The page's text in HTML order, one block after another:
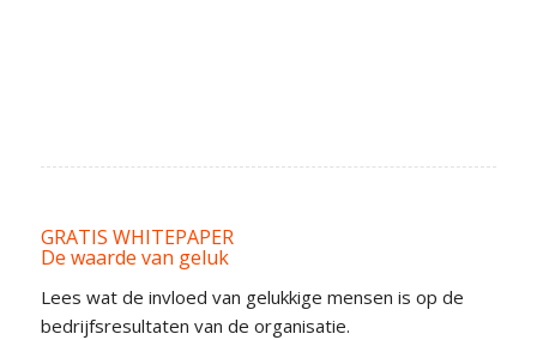
GRATIS WHITEPAPER
De waarde van geluk
Lees wat de invloed van gelukkige mensen is op de
bedrijfsresultaten van de organisatie.